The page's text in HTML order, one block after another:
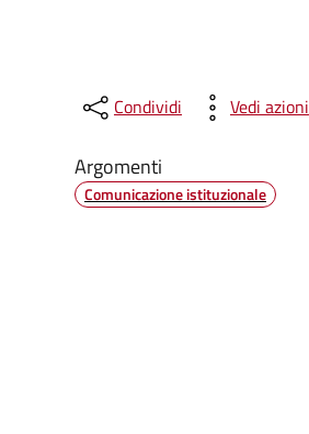
Condividi Vedi azioni
Argomenti
Comunicazione istituzionale